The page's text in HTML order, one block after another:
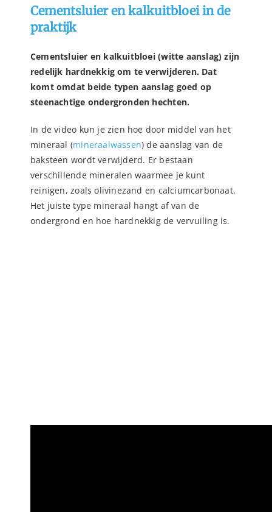
Cementsluier en kalkuitbloei in de
praktijk
Cementsluier en kalkuitbloei (witte aanslag) zijn
redelijk hardnekkig om te verwijderen. Dat
komt omdat beide typen aanslag goed op
steenachtige ondergronden hechten.
In de video kun je zien hoe door middel van het
mineraal (mineraalwassen) de aanslag van de
baksteen wordt verwijderd. Er bestaan
verschillende mineralen waarmee je kunt
reinigen, zoals olivinezand en calciumcarbonaat.
Het juiste type mineraal hangt af van de
ondergrond en hoe hardnekkig de vervuiling is.